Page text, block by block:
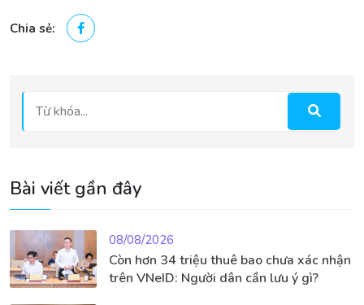
Chia sẻ:
Bài viết gần đây
08/08/2026
Còn hơn 34 triệu thuê bao chưa xác nhận
trên VNeID: Người dân cần lưu ý gì?